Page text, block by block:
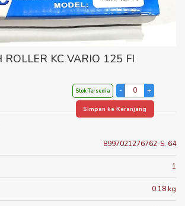
ROLLER KC VARIO 125 FI
Stok Tersedia
Simpan ke Keranjang
8997021276762-S. 64
1
0.18 kg